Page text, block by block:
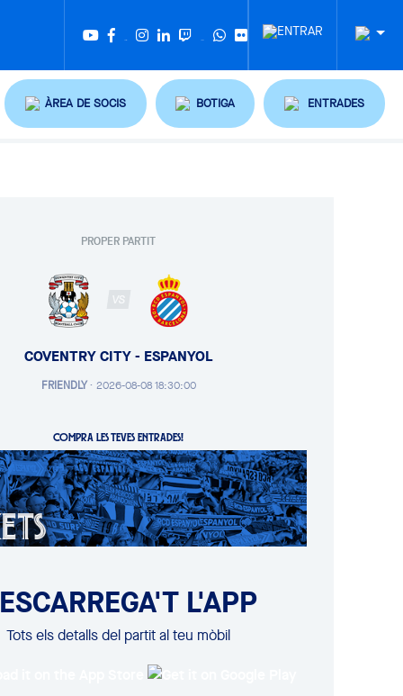
ÀREA DE SOCIS BOTIGA ENTRADES
PROPER PARTIT
VS
COVENTRY CITY - ESPANYOL
FRIENDLY· 2026-08-08 18:30:00
COMPRA LES TEVES ENTRADES!
L'APP
Tots els detalls del partit al teu mòbil